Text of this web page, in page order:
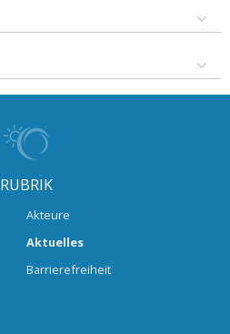
RUBRIK
Akteure
Aktuelles
Barrierefreiheit